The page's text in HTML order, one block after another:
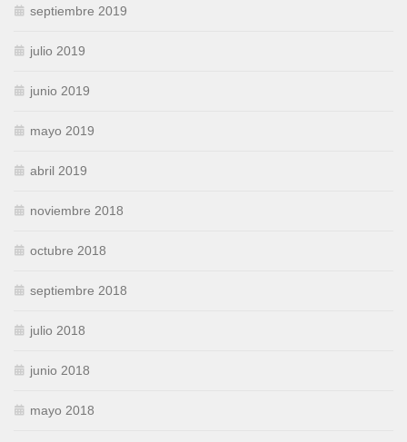
septiembre 2019
julio 2019
junio 2019
mayo 2019
abril 2019
noviembre 2018
octubre 2018
septiembre 2018
julio 2018
junio 2018
mayo 2018